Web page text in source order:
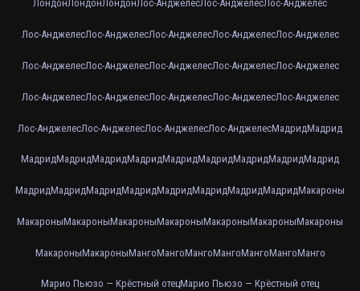
ЛондонЛондонЛондонЛос-АнджелесЛос-АнджелесЛос-Анджелес
Лос-АнджелесЛос-АнджелесЛос-АнджелесЛос-АнджелесЛос-Анджелес
Лос-АнджелесЛос-АнджелесЛос-АнджелесЛос-АнджелесЛос-Анджелес
Лос-АнджелесЛос-АнджелесЛос-АнджелесЛос-АнджелесЛос-Анджелес
Лос-АнджелесЛос-АнджелесЛос-АнджелесЛос-АнджелесМадридМадрид
МадридМадридМадридМадридМадридМадридМадридМадридМадрид
МадридМадридМадридМадридМадридМадридМадридМадридМакароны
МакароныМакароныМакароныМакароныМакароныМакароныМакароны
МакароныМакароныМангоМангоМангоМангоМангоМангоМанго
Марио Пьюзо — Крёстный отецМарио Пьюзо — Крёстный отец